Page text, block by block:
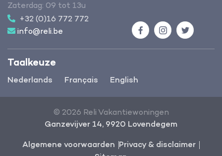
Taalkeuze
Nederlands Français English
Zaterdag: 09 tot 13u
+32 (0)16 772 772
info@reli.be
FacebookInstagramTwitter
© 2026 Reli Vakantiewoningen
Ganzevijver 14, 9920 Lovendegem
Algemene voorwaarden Privacy & disclaimer